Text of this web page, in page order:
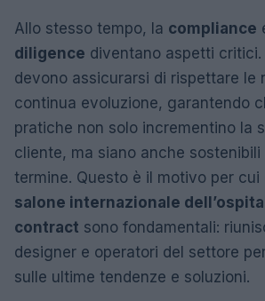
Allo stesso tempo, la compliance
diligence diventano aspetti critici.
devono assicurarsi di rispettare le
continua evoluzione, garantendo
pratiche non solo incrementino la
cliente, ma siano anche
termine. Questo è il motivo per
salone internazionale
contract sono fondamentali:
designer e operatori del settore
sulle ultime tendenze e soluzioni.